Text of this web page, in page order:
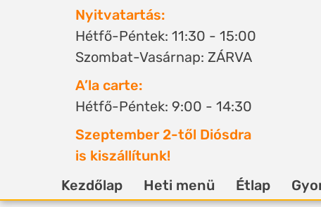
Nyitvatartás:
Hétfő-Péntek: 11:30 - 15:00
Szombat-Vasárnap: ZÁRVA
A’la carte:
Hétfő-Péntek: 9:00 - 14:30
Szeptember 2-től Diósdra
is kiszállítunk!
Kezdőlap Heti menü Étlap